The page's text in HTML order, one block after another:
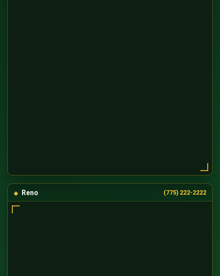
Reno (775) 222-2222